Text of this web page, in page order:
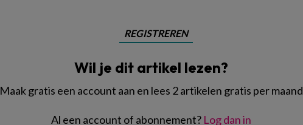
REGISTREREN
Wil je dit artikel lezen?
Maak gratis een account aan en lees 2 artikelen gratis per maand
Al een account of abonnement? Log dan in